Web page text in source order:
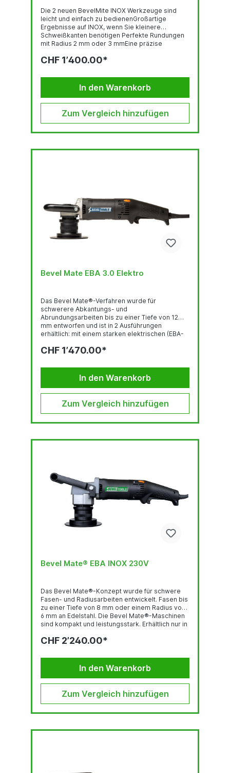
Die 2 neuen BevelMite INOX Werkzeuge sind
leicht und einfach zu bedienenGroßartige
Ergebnisse auf INOX, wenn Sie kleinere
Schweißkanten benötigen Perfekte Rundungen
mit Radius 2 mm oder 3 mmEine präzise
drehbarer Flansch aus QPQ-nitriertem Edelstahl.
konsistent hohe Qualität ist von langer
Lebensdauer ist praktisch verlangt lediglich
minimale körperliche Anstrengung ermöglicht...
CHF 1’400.00*
In den Warenkorb
Zum Vergleich hinzufügen
Bevel Mate EBA 3.0 Elektro
Das Bevel Mate®-Verfahren wurde für
schwerere Abkantungs- und
Abrundungsarbeiten bis zu einer Tiefe von 12
mm entworfen und ist in 2 Ausführungen
erhältlich: mit einem starken elektrischen (EBA-
(ABA-3.0). Das Bevel Mate® Konzept: ist schnell
Lebensdauer ist praktisch verlangt lediglich
minimale körperliche Anstrengung ermöglicht
sicheres und gesundes Arbeiten ist die beste
CHF 1’470.00*
In den Warenkorb
Zum Vergleich hinzufügen
Bevel Mate® EBA INOX 230V
Das Bevel Mate®-Konzept wurde für schwere
Fasen- und Radiusarbeiten entwickelt. Fasen bis
zu einer Tiefe von 8 mm oder einem Radius von
6 mm an Edelstahl. Die Bevel Mate®-Maschinen
sind kompakt und leistungsstark. Erhältlich nur in
Bevel Mate® Konzept: ist schnell bietet
Lebensdauer ist praktisch verlangt lediglich
minimale körperliche Anstrengung ermöglicht
sicheres und gesundes Arbeiten ist...
CHF 2’240.00*
In den Warenkorb
Zum Vergleich hinzufügen